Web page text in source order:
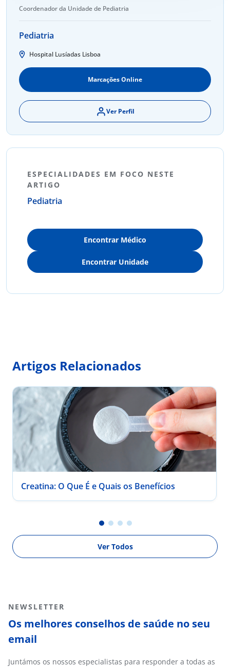
Coordenador da Unidade de Pediatria
Pediatria
Hospital Lusíadas Lisboa
Marcações Online
Ver Perfil
ESPECIALIDADES EM FOCO NESTE
ARTIGO
Pediatria
Encontrar Médico
Encontrar Unidade
Artigos Relacionados
Creatina: O Que É e Quais os Benefícios
Ver Todos
NEWSLETTER
Os melhores conselhos de saúde no seu
email
Juntámos os nossos especialistas para responder a todas as